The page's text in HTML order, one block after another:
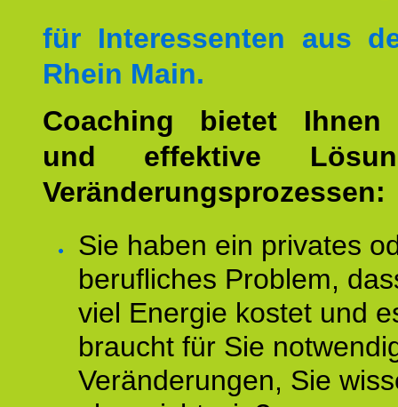
für Interessenten aus
Rhein Main.
Coaching bietet Ihnen
und effektive
Veränderungsprozessen:
Sie haben ein privates
berufliches Problem,
viel Energie kostet und
braucht für Sie
Veränderungen, Sie